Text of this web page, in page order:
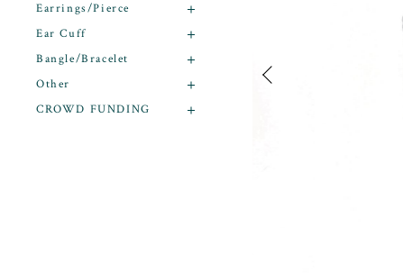
Earrings/Pierce
Ear Cuff
Bangle/Bracelet
Other
CROWD FUNDING